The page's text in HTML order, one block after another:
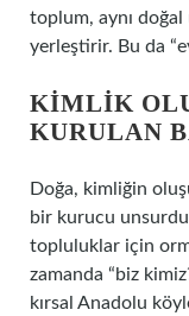
toplum, aynı
yerleştirir. Bu da
KIMLIK
KURULAN
Doğa, kimliğin
bir kurucu
topluluklar için
zamanda “biz
kırsal Anadolu